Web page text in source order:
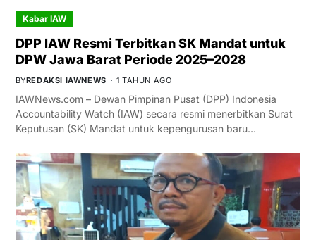
Kabar IAW
DPP IAW Resmi Terbitkan SK Mandat untuk
DPW Jawa Barat Periode 2025–2028
BYREDAKSI IAWNEWS 1 TAHUN AGO
IAWNews.com – Dewan Pimpinan Pusat (DPP) Indonesia
Accountability Watch (IAW) secara resmi menerbitkan Surat
Keputusan (SK) Mandat untuk kepengurusan baru…